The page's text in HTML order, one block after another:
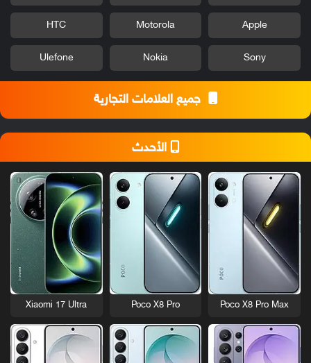
Apple
Motorola
HTC
Sony
Nokia
Ulefone
جميع العلامات التجارية
الأحدث
Poco X8 Pro Max
Poco X8 Pro
Xiaomi 17 Ultra